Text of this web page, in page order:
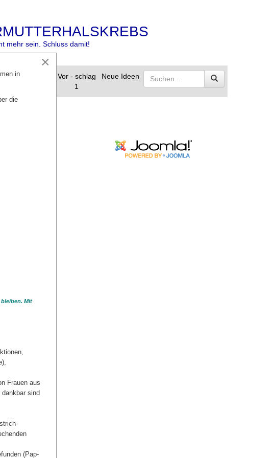
mehr sein. Schluss damit!
Vor - schlag
1
Neue Ideen
×
in
die
Mit
Frauen aus
sind
(Pap-